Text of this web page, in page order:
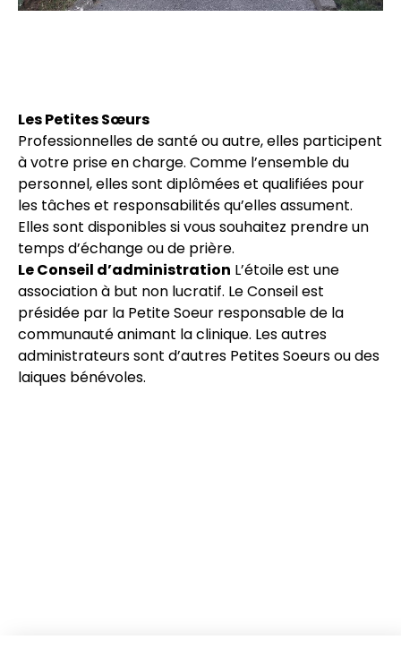
Les Petites Sœurs
Professionnelles de santé ou autre, elles participent
à votre prise en charge. Comme l’ensemble du
personnel, elles sont diplômées et qualifiées pour
les tâches et responsabilités qu’elles assument.
Elles sont disponibles si vous souhaitez prendre un
temps d’échange ou de prière.
Le Conseil d’administration L’étoile est une
association à but non lucratif. Le Conseil est
présidée par la Petite Soeur responsable de la
communauté animant la clinique. Les autres
administrateurs sont d’autres Petites Soeurs ou des
laiques bénévoles.